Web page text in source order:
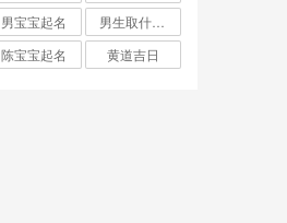
男宝宝起名
陈宝宝起名 黄道吉日